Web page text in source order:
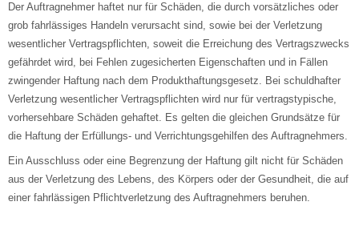
Der Auftragnehmer haftet nur für Schäden, die durch vorsätzliches oder
grob fahrlässiges Handeln verursacht sind, sowie bei der Verletzung
wesentlicher Vertragspflichten, soweit die Erreichung des Vertragszwecks
gefährdet wird, bei Fehlen zugesicherten Eigenschaften und in Fällen
zwingender Haftung nach dem Produkthaftungsgesetz. Bei schuldhafter
Verletzung wesentlicher Vertragspflichten wird nur für vertragstypische,
vorhersehbare Schäden gehaftet. Es gelten die gleichen Grundsätze für
die Haftung der Erfüllungs- und Verrichtungsgehilfen des Auftragnehmers.
Ein Ausschluss oder eine Begrenzung der Haftung gilt nicht für Schäden
aus der Verletzung des Lebens, des Körpers oder der Gesundheit, die auf
einer fahrlässigen Pflichtverletzung des Auftragnehmers beruhen.